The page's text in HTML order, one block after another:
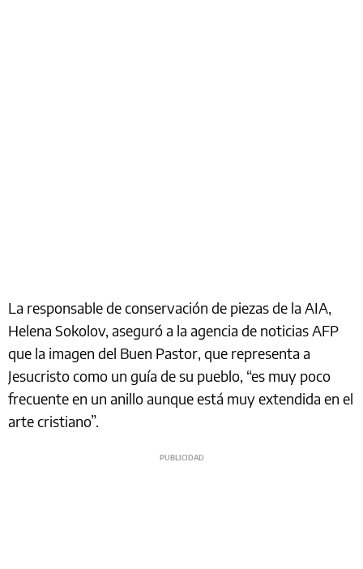
La responsable de conservación de piezas de la AIA,
Helena Sokolov, aseguró a la agencia de noticias AFP
que la imagen del Buen Pastor, que representa a
Jesucristo como un guía de su pueblo, “es muy poco
frecuente en un anillo aunque está muy extendida en el
arte cristiano”.